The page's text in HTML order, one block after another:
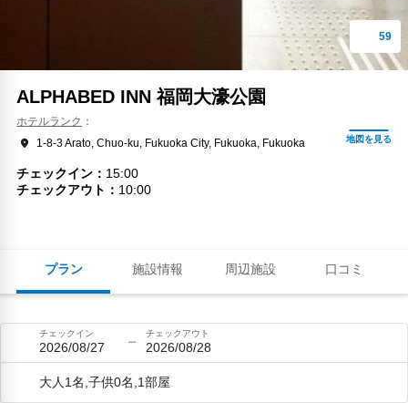
プラン 施設情報 周辺施設 口コミ
ALPHABED INN 福岡大濠公園
ホテルランク
1-8-3 Arato, Chuo-ku, Fukuoka City, Fukuoka, Fukuoka
チェックイン
15:00
チェックアウト
10:00
チェックイン
2026/08/27
チェックアウト
2026/08/28
大人1名,子供0名,1部屋